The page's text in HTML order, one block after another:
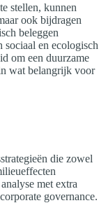
stellen, kunnen
ook bijdragen
beleggen
en ecologisch
om een duurzame
wat belangrijk voor
die zowel
met extra
governance.